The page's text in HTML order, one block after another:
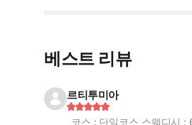
베스트 리뷰
르티투미아
코스 : 단일코스 스웨디시 :